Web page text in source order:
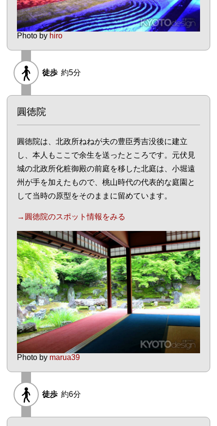
Photo by hiro
徒歩 約5分
圓徳院
圓徳院は、北政所ねねが夫の豊臣秀吉没後に建立
し、本人もここで余生を送ったところです。元伏見
城の北政所化粧御殿の前庭を移した北庭は、小堀遠
州が手を加えたもので、桃山時代の代表的な庭園と
して当時の原型をそのままに留めています。
→圓徳院のスポット情報をみる
Photo by marua39
徒歩 約6分